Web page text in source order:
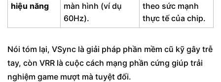
hiệu năng
màn hình (ví dụ
60Hz).
theo sức mạnh
thực tế của chip.
Nói tóm lại, VSync là giải pháp phần mềm cũ kỹ gây trễ
tay, còn VRR là cuộc cách mạng phần cứng giúp trải
nghiệm game mượt mà tuyệt đối.